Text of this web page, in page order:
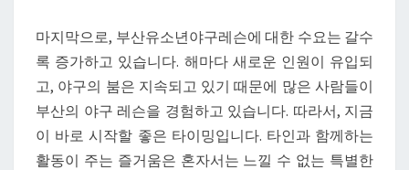
마지막으로, 부산유소년야구레슨에 대한 수요는 갈수
록 증가하고 있습니다. 해마다 새로운 인원이 유입되
고, 야구의 붐은 지속되고 있기 때문에 많은 사람들이
부산의 야구 레슨을 경험하고 있습니다. 따라서, 지금
이 바로 시작할 좋은 타이밍입니다. 타인과 함께하는
활동이 주는 즐거움은 혼자서는 느낄 수 없는 특별한